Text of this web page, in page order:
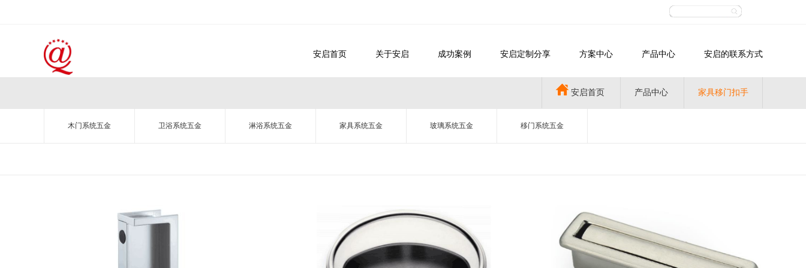
安启首页 关于安启 成功案例 安启定制分享 方案中心 产品中心 安启的联系方式
安启首页 产品中心 家具移门扣手
木门系统五金 卫浴系统五金 淋浴系统五金 家具系统五金 玻璃系统五金 移门系统五金